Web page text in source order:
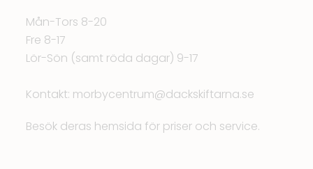
Mån-Tors 8-20
Fre 8-17
Lör-Sön (samt röda dagar) 9-17
Kontakt: morbycentrum@dackskiftarna.se
Besök deras hemsida för priser och service.